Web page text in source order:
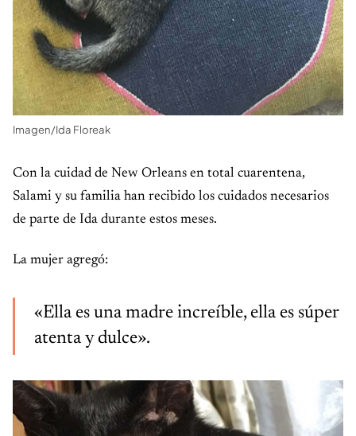
Imagen/Ida Floreak
Con la cuidad de New Orleans en total cuarentena,
Salami y su familia han recibido los cuidados necesarios
de parte de Ida durante estos meses.
La mujer agregó:
«Ella es una madre increíble, ella es súper
atenta y dulce».